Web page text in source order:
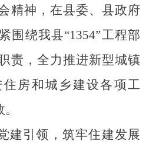
精神 ，在县委、县政府
围绕我县“1354”工程部
责， 全力推进新型城镇
房和城乡建设各项工
建引领，筑牢住建发展